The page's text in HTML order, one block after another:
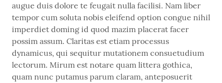
augue duis dolore te feugait nulla facilisi. Nam liber
tempor cum soluta nobis eleifend option congue nihil
imperdiet doming id quod mazim placerat facer
possim assum. Claritas est etiam processus
dynamicus, qui sequitur mutationem consuetudium
lectorum. Mirum est notare quam littera gothica,
quam nunc putamus parum claram, anteposuerit